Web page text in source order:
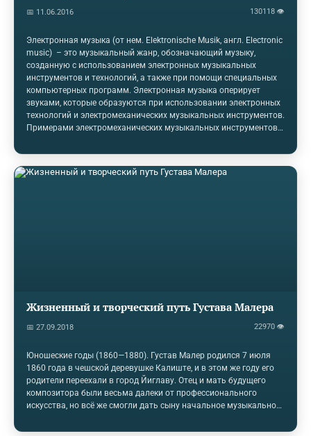
📅 11.06.2016 130118 👁
Электронная музыка (от нем. Elektronische Musik, англ. Electronic
music) – это музыкальный жанр, обозначающий музыку,
созданную с использованием электронных музыкальных
инструментов и технологий, а также при помощи специальных
компьютерных программ. Электронная музыка оперирует
звуками, которые образуются при использовании электронных
технологий и электромеханических музыкальных инструментов.
Примерами электромеханических музыкальных инструментов
Чистый электронный звук получают, применяя такие
инструменты, как терменвокс,
синтезатор и компьютер. Электронная музыка прежде
Жизненный и творческий путь Густава Малера
📅 27.09.2018 22970 👁
Юношеские годы (1860—1880). Густав Малер родился 7 июля
1860 года в чешской деревушке Калиште, и в этом же году его
родители переехали в город Йиглаву. Отец и мать будущего
композитора были весьма далеки от про­фессионального
искусства, но всё же смогли дать сыну начальное музыкальное,
и обнаружил незаурядные способности. В 1875 году отец отвез